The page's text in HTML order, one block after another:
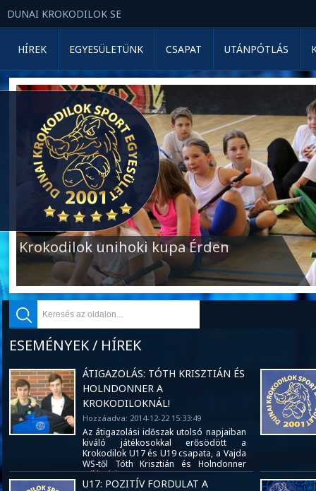
DUNAI KROKODILOK SE
HÍREK EGYESÜLETÜNK CSAPAT UTÁNPÓTLÁS
Krokodilok unihoki kupa Érden
ESEMÉNYEK / HÍREK
ÁTIGAZOLÁS: TÓTH KRISZTIÁN ÉS
HOLNDONNER A
KROKODILOKNÁL!
Hozzáadva: 2014-12-22 15:33:49
Az átigazolási időszak utolsó napjaiban
kiváló játékosokkal erősödött a
Krokodilok U17 és U19 csapata, a Vajda
WS-től Tóth Krisztián és Holndonner
Milán érkezett!
U17: POZITÍV FORDULAT A